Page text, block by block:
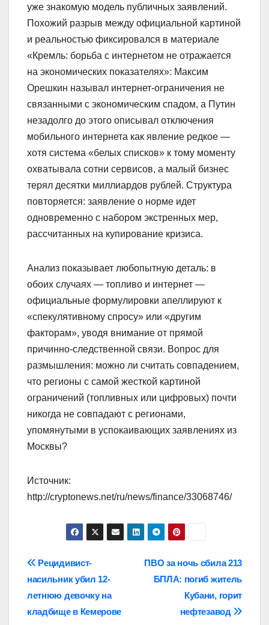
уже знакомую модель публичных заявлений.
Похожий разрыв между официальной картиной
и реальностью фиксировался в материале
«Кремль: борьба с интернетом не отражается
на экономических показателях»: Максим
Орешкин называл интернет-ограничения не
связанными с экономическим спадом, а Путин
незадолго до этого описывал отключения
мобильного интернета как явление редкое —
хотя система «белых списков» к тому моменту
охватывала сотни сервисов, а малый бизнес
терял десятки миллиардов рублей. Структура
повторяется: заявление о норме идет
одновременно с набором экстренных мер,
рассчитанных на купирование кризиса.
Анализ показывает любопытную деталь: в
обоих случаях — топливо и интернет —
официальные формулировки апеллируют к
«спекулятивному спросу» или «другим
факторам», уводя внимание от прямой
причинно-следственной связи. Вопрос для
размышления: можно ли считать совпадением,
что регионы с самой жесткой картиной
ограничений (топливных или цифровых) почти
никогда не совпадают с регионами,
упомянутыми в успокаивающих заявлениях из
Москвы?
Источник:
http://cryptonews.net/ru/news/finance/33068746/
Навигация
по
записям
ПВО за ночь сбила 213
БПЛА: погиб житель
Кубани, горит
нефтезавод
Рецидивист-
насильник убил 12-
летнюю девочку на
кладбище в Кемерове